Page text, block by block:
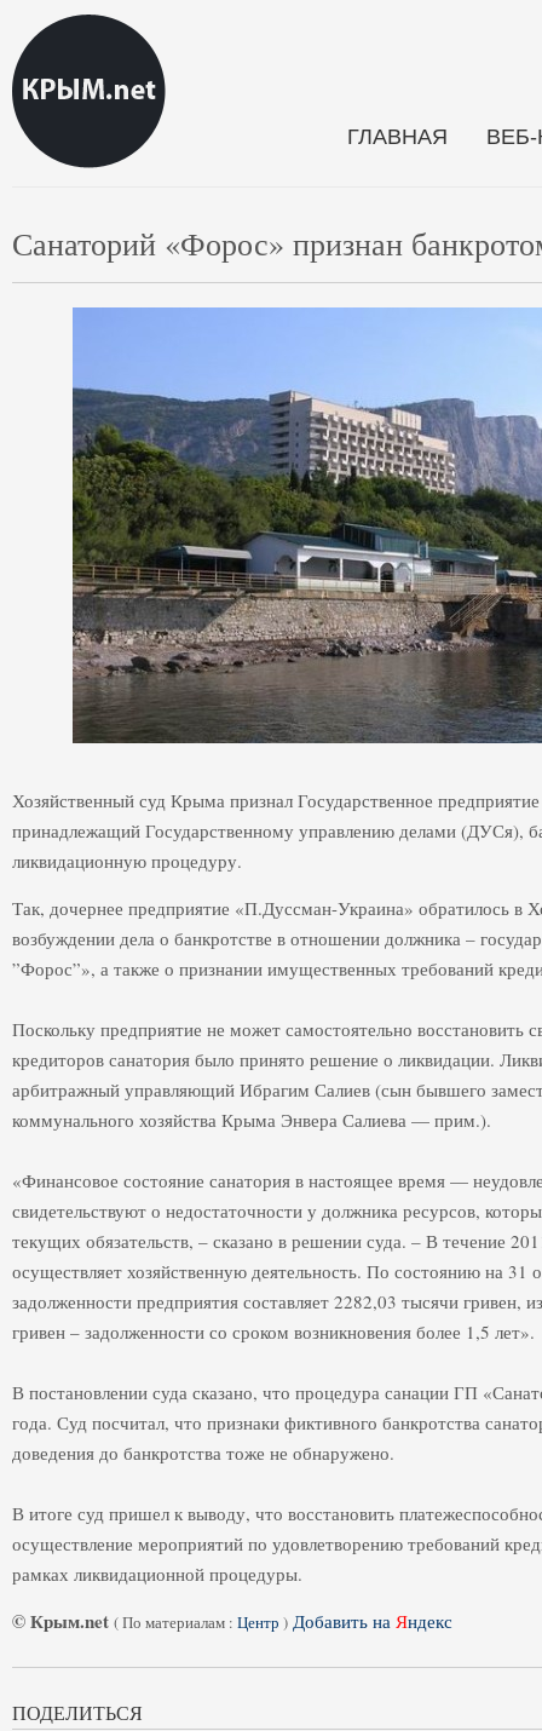
ГЛАВНАЯ
Санаторий «Форос» признан
Хозяйственный суд Крыма признал Государственное
принадлежащий Государственному управлению делами (ДУСя),
ликвидационную процедуру.
Так, дочернее предприятие «П.Дуссман-Украина» обратилось в
возбуждении дела о банкротстве в отношении должника –
”Форос”», а также о признании имущественных требований
Поскольку предприятие не может самостоятельно восстановить
кредиторов санатория было принято решение о ликвидации.
арбитражный управляющий Ибрагим Салиев (сын бывшего
коммунального хозяйства Крыма Энвера Салиева — прим.).
«Финансовое состояние санатория в настоящее время —
свидетельствуют о недостаточности у должника ресурсов,
текущих обязательств, – сказано в решении суда. – В течение
осуществляет хозяйственную деятельность. По состоянию на 31
задолженности предприятия составляет 2282,03 тысячи гривен,
гривен – задолженности со сроком возникновения более 1,5 лет».
В постановлении суда сказано, что процедура санации ГП
года. Суд посчитал, что признаки фиктивного банкротства
доведения до банкротства тоже не обнаружено.
В итоге суд пришел к выводу, что восстановить
осуществление мероприятий по удовлетворению требований
рамках ликвидационной процедуры.
© Крым.net (По материалам : Центр ) Добавить на Яндекс
ПОДЕЛИТЬСЯ